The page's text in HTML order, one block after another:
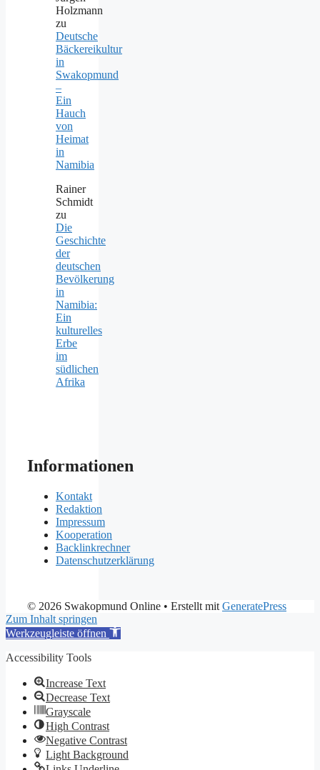
Holzmann
zu
Deutsche
Bäckereikultur
in
Swakopmund
–
Ein
Hauch
von
Heimat
in
Namibia
Rainer
Schmidt
zu
Die
Geschichte
der
deutschen
Bevölkerung
in
Namibia:
Ein
kulturelles
Erbe
im
südlichen
Afrika
Informationen
Kontakt
Redaktion
Impressum
Kooperation
Backlinkrechner
Datenschutzerklärung
© 2026 Swakopmund Online • Erstellt mit GeneratePress
Zum Inhalt springen
Werkzeugleiste öffnen
Accessibility Tools
Increase Text
Decrease Text
Grayscale
High Contrast
Negative Contrast
Light Background